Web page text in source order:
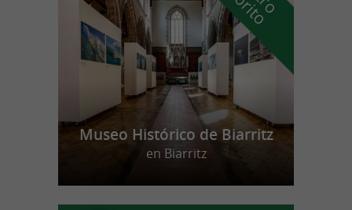
Museo Histórico de Biarritz
en Biarritz